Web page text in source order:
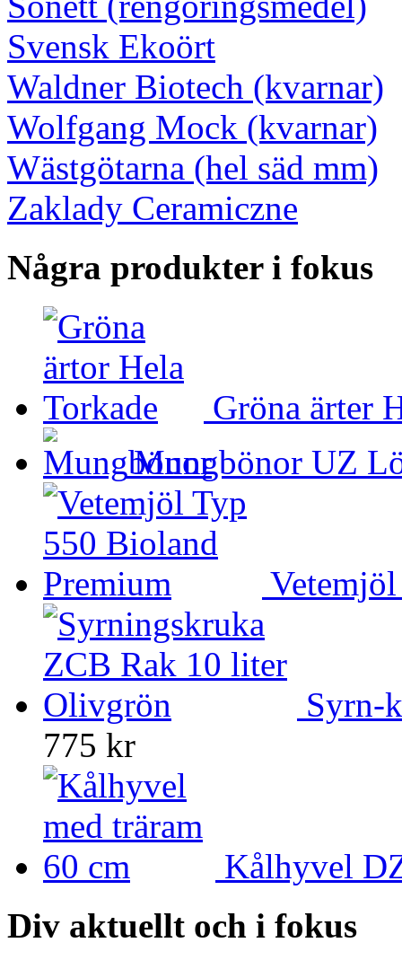
Svensk Ekoört
Waldner Biotech (kvarnar)
Wolfgang Mock (kvarnar)
Wästgötarna (hel säd mm)
Zaklady Ceramiczne
Några produkter i fokus
Gröna ärter
Mungbönor UZ
Syrn-
775 kr
Kålhyvel
Div aktuellt och i fokus